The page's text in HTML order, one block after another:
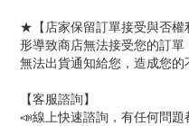
★【店家保留訂單接受與否權
形導致商店無法接受您的訂單
無法出貨通知給您，造成您
【客服諮詢】
📣線上快速諮詢，有任何問